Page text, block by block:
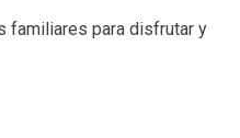
familiares para disfrutar y